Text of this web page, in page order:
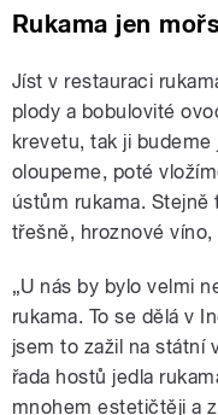
Rukama jen
Jíst v restauraci
plody a bobulovité
krevetu, tak ji
oloupeme, poté
ústům rukama. Stejně
třešně, hroznové
„U nás by bylo velmi
rukama. To se dělá v
jsem to zažil na státní
řada hostů jedla
mnohem estetičtěji a